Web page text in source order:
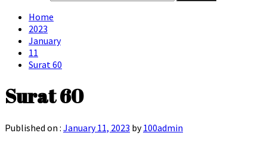
Home
2023
January
11
Surat 60
Surat 60
Published on : January 11, 2023 by100admin